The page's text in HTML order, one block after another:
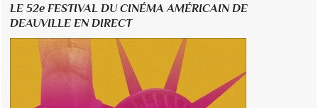
LE 52e FESTIVAL DU CINÉMA AMÉRICAIN DE
DEAUVILLE EN DIRECT